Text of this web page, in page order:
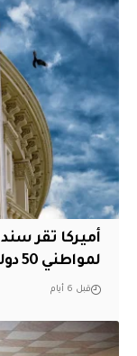
لمواطني 50 دولة
قبل 6 أيام